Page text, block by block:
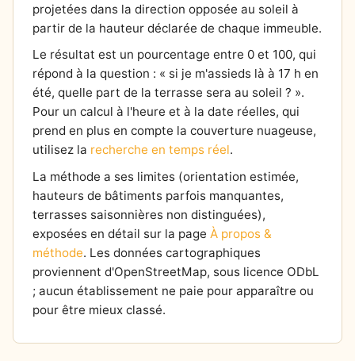
projetées dans la direction opposée au soleil à
partir de la hauteur déclarée de chaque immeuble.
Le résultat est un pourcentage entre 0 et 100, qui
répond à la question : « si je m'assieds là à 17 h en
été, quelle part de la terrasse sera au soleil ? ».
Pour un calcul à l'heure et à la date réelles, qui
prend en plus en compte la couverture nuageuse,
utilisez la recherche en temps réel.
La méthode a ses limites (orientation estimée,
hauteurs de bâtiments parfois manquantes,
terrasses saisonnières non distinguées),
exposées en détail sur la page À propos &
méthode. Les données cartographiques
proviennent d'OpenStreetMap, sous licence ODbL
; aucun établissement ne paie pour apparaître ou
pour être mieux classé.